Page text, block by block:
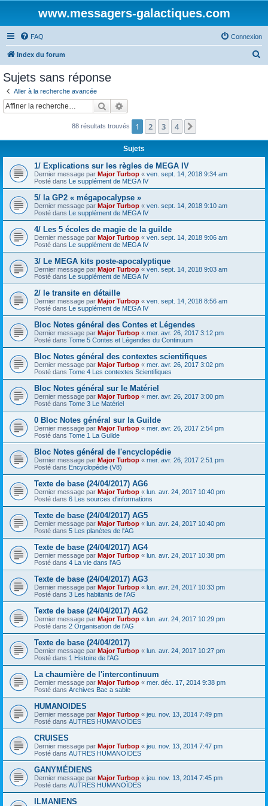
www.messagers-galactiques.com
FAQ Connexion
Index du forum
c
Sujets sans réponse
Aller à la recherche avancée
Rechercher
88 résultats trouvés 1 2 3 4
Sujets
1/ Explications sur les règles de MEGA IV
Dernier message par Major Turbop « ven. sept. 14, 2018 9:34 am
Posté dans Le supplément de MEGA IV
5/ la GP2 « mégapocalypse »
Dernier message par Major Turbop « ven. sept. 14, 2018 9:10 am
Posté dans Le supplément de MEGA IV
4/ Les 5 écoles de magie de la guilde
Dernier message par Major Turbop « ven. sept. 14, 2018 9:06 am
Posté dans Le supplément de MEGA IV
3/ Le MEGA kits poste-apocalyptique
Dernier message par Major Turbop « ven. sept. 14, 2018 9:03 am
Posté dans Le supplément de MEGA IV
2/ le transite en détaille
Dernier message par Major Turbop « ven. sept. 14, 2018 8:56 am
Posté dans Le supplément de MEGA IV
Bloc Notes général des Contes et Légendes
Dernier message par Major Turbop « mer. avr. 26, 2017 3:12 pm
Posté dans Tome 5 Contes et Légendes du Continuum
Bloc Notes général des contextes scientifiques
Dernier message par Major Turbop « mer. avr. 26, 2017 3:02 pm
Posté dans Tome 4 Les contextes Scientifiques
Bloc Notes général sur le Matériel
Dernier message par Major Turbop « mer. avr. 26, 2017 3:00 pm
Posté dans Tome 3 Le Matériel
0 Bloc Notes général sur la Guilde
Dernier message par Major Turbop « mer. avr. 26, 2017 2:54 pm
Posté dans Tome 1 La Guilde
Bloc Notes général de l'encyclopédie
Dernier message par Major Turbop « mer. avr. 26, 2017 2:51 pm
Posté dans Encyclopédie (V8)
Texte de base (24/04/2017) AG6
Dernier message par Major Turbop « lun. avr. 24, 2017 10:40 pm
Posté dans 6 Les sources d'informations
Texte de base (24/04/2017) AG5
Dernier message par Major Turbop « lun. avr. 24, 2017 10:40 pm
Posté dans 5 Les planètes de l'AG
Texte de base (24/04/2017) AG4
Dernier message par Major Turbop « lun. avr. 24, 2017 10:38 pm
Posté dans 4 La vie dans l'AG
Texte de base (24/04/2017) AG3
Dernier message par Major Turbop « lun. avr. 24, 2017 10:33 pm
Posté dans 3 Les habitants de l'AG
Texte de base (24/04/2017) AG2
Dernier message par Major Turbop « lun. avr. 24, 2017 10:29 pm
Posté dans 2 Organisation de l'AG
Texte de base (24/04/2017)
Dernier message par Major Turbop « lun. avr. 24, 2017 10:27 pm
Posté dans 1 Histoire de l'AG
La chaumière de l'intercontinuum
Dernier message par Major Turbop « mer. déc. 17, 2014 9:38 pm
Posté dans Archives Bac a sable
HUMANOIDES
Dernier message par Major Turbop « jeu. nov. 13, 2014 7:49 pm
Posté dans AUTRES HUMANOÏDES
CRUISES
Dernier message par Major Turbop « jeu. nov. 13, 2014 7:47 pm
Posté dans AUTRES HUMANOÏDES
GANYMÉDIENS
Dernier message par Major Turbop « jeu. nov. 13, 2014 7:45 pm
Posté dans AUTRES HUMANOÏDES
ILMANIENS